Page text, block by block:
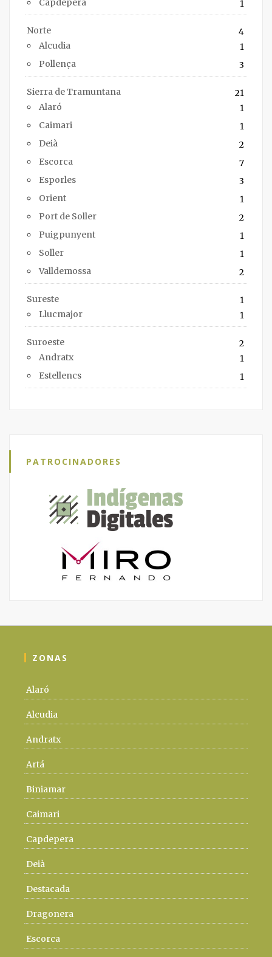
Capdepera 1
Norte
4
Alcudia
1
Pollença
3
Sierra de Tramuntana
21
Alaró
1
Caimari
1
Deià
2
Escorca
7
Esporles
3
Orient
1
Port de Soller
2
Puigpunyent
1
Soller
1
Valldemossa
2
Sureste
1
Llucmajor
1
Suroeste
2
Andratx
1
Estellencs
1
PATROCINADORES
ZONAS
Alaró
Alcudia
Andratx
Artá
Biniamar
Caimari
Capdepera
Deià
Destacada
Dragonera
Escorca